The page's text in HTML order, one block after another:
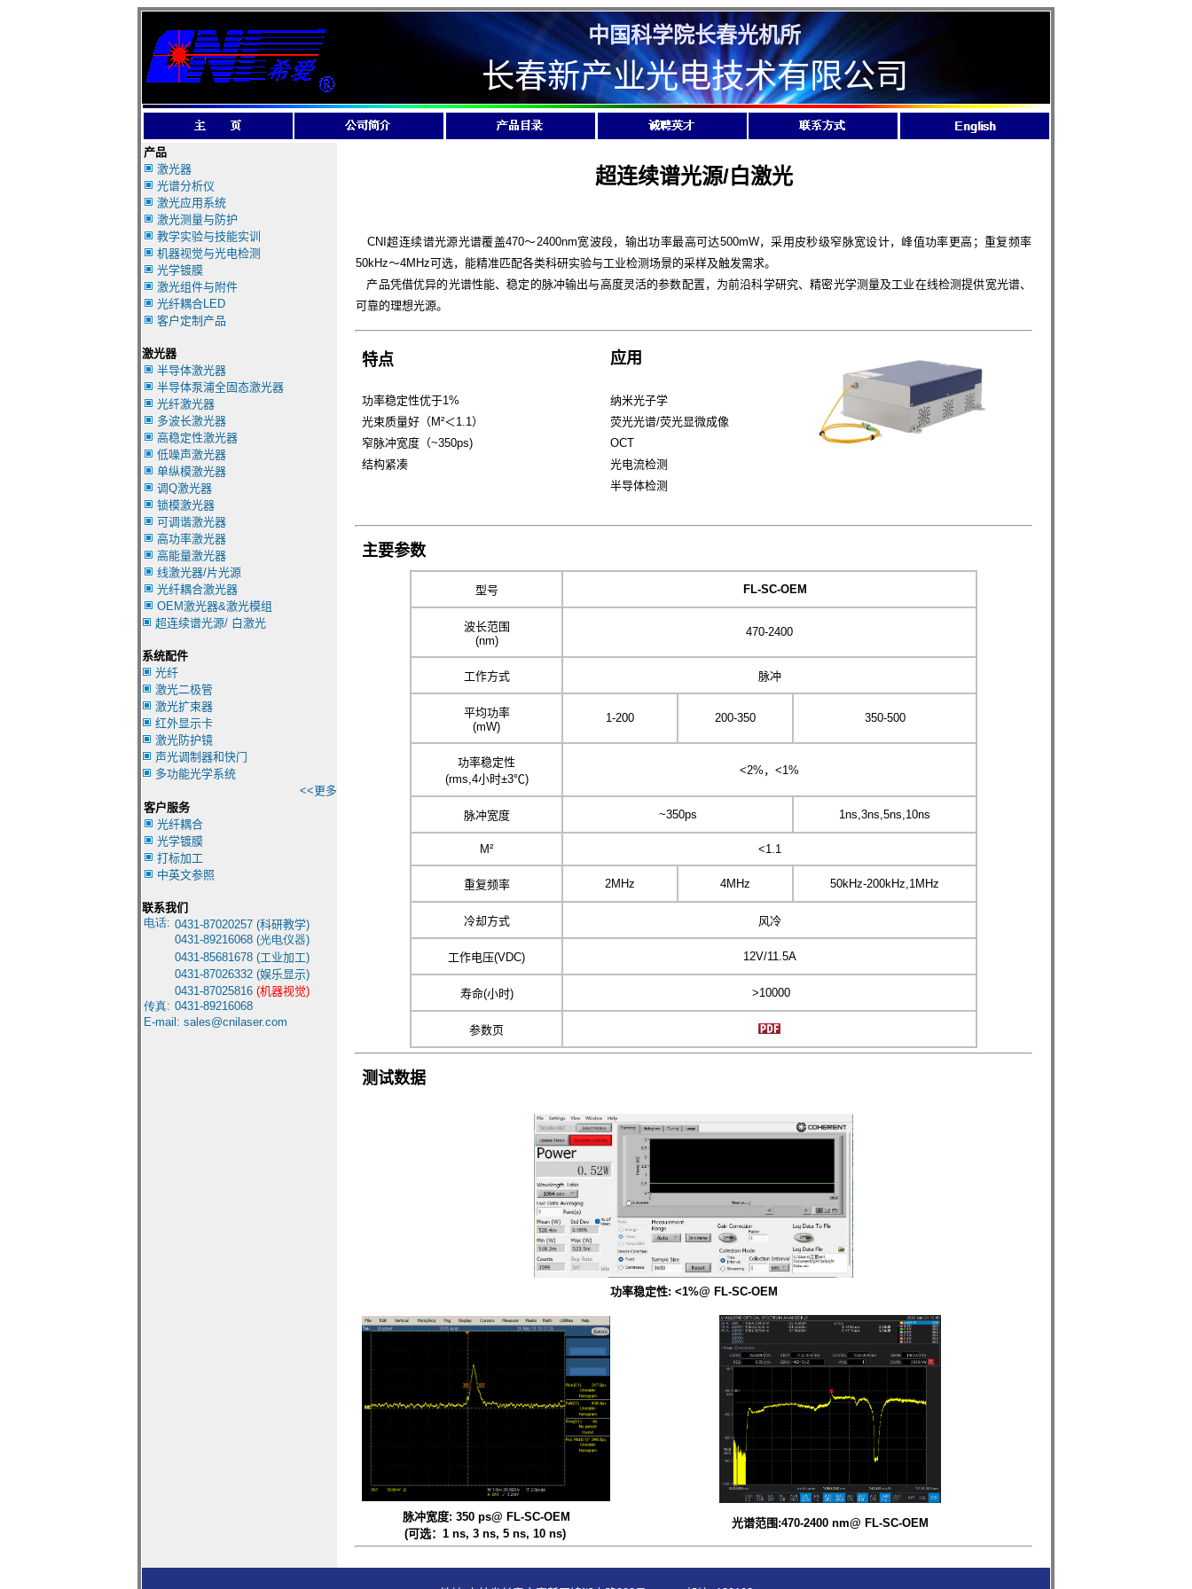
中国科学院长春光机所
长春新产业光电技术有限公司
产品
激光器
光谱分析仪
激光应用系统
激光测量与防护
教学实验与技能实训
机器视觉与光电检测
光学镀膜
激光组件与附件
光纤耦合LED
客户定制产品
激光器
半导体激光器
半导体泵浦全固态激光器
光纤激光器
多波长激光器
高稳定性激光器
低噪声激光器
单纵模激光器
调Q激光器
锁模激光器
可调谐激光器
高功率激光器
高能量激光器
线激光器/片光源
光纤耦合激光器
OEM激光器&激光模组
超连续谱光源/ 白激光
系统配件
光纤
激光二极管
激光扩束器
红外显示卡
激光防护镜
声光调制器和快门
多功能光学系统
<<更多
客户服务
光纤耦合
光学镀膜
打标加工
中英文参照
联系我们
电话: 0431-87020257 (科研教学)
0431-89216068 (光电仪器)
0431-85681678 (工业加工)
0431-87026332 (娱乐显示)
0431-87025816 (机器视觉)
传真: 0431-89216068
E-mail: sales@cnilaser.com
超连续谱光源/白激光
CNI超连续谱光源光谱覆盖470～2400nm宽波段，输出功率最高可达500mW，采用皮秒级窄脉宽设计，峰值功率更高；重复频率
50kHz～4MHz可选，能精准匹配各类科研实验与工业检测场景的采样及触发需求。
产品凭借优异的光谱性能、稳定的脉冲输出与高度灵活的参数配置，为前沿科学研究、精密光学测量及工业在线检测提供宽光谱、
可靠的理想光源。
特点 应用
功率稳定性优于1%
光束质量好（M²＜1.1）
窄脉冲宽度（~350ps)
结构紧凑
纳米光子学
荧光光谱/荧光显微成像
OCT
光电流检测
半导体检测
主要参数
型号 FL-SC-OEM
波长范围
(nm)
470-2400
工作方式 脉冲
平均功率
(mW)
1-200 200-350 350-500
功率稳定性
(rms,4小时±3℃)
<2%，<1%
脉冲宽度 ~350ps 1ns,3ns,5ns,10ns
M² <1.1
重复频率 2MHz 4MHz 50kHz-200kHz,1MHz
冷却方式 风冷
工作电压(VDC) 12V/11.5A
寿命(小时) >10000
参数页
测试数据
功率稳定性: <1%@ FL-SC-OEM
脉冲宽度: 350 ps@ FL-SC-OEM
(可选：1 ns, 3 ns, 5 ns, 10 ns)
光谱范围:470-2400 nm@ FL-SC-OEM